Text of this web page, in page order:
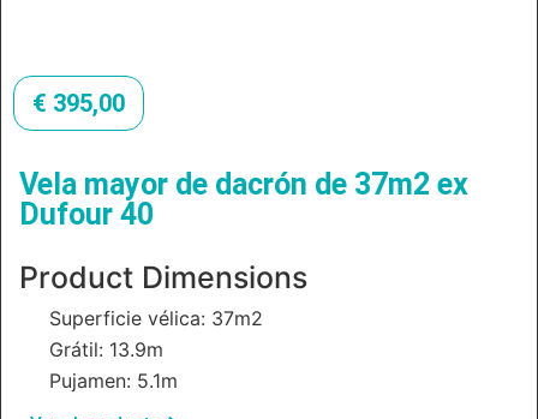
€ 395,00
Vela mayor de dacrón de 37m2 ex
Dufour 40
Product Dimensions
Superficie vélica: 37m2
Grátil: 13.9m
Pujamen: 5.1m